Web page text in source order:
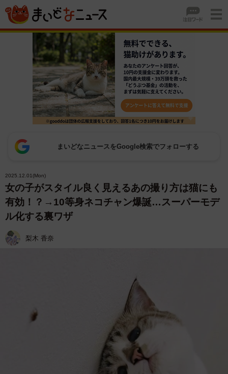
まいどなニュースをGoogle検索でフォローする
2025.12.01(Mon)
女の子がスタイル良く見えるあの撮り方は猫にも
有効！？→10等身ネコチャン爆誕…スーパーモデ
ル化する裏ワザ
梨木 香奈